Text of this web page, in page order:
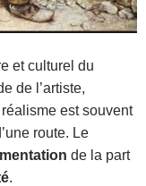
et culturel du
de l’artiste,
réalisme est souvent
route. Le
de la part
.